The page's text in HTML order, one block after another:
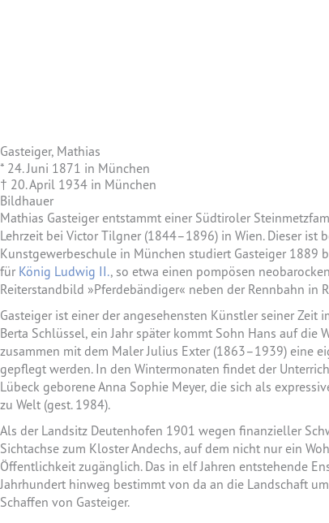
Gasteiger, Mathias
* 24. Juni 1871 in München
† 20. April 1934 in München
Bildhauer
Mathias Gasteiger entstammt einer Südtiroler
Lehrzeit bei Victor Tilgner (1844–1896) in Wien. Dieser ist
Kunstgewerbeschule in München studiert Gasteiger 1889
für König Ludwig II., so etwa einen pompösen
Reiterstandbild »Pferdebändiger« neben der Rennbahn in
Gasteiger ist einer der angesehensten Künstler seiner
Berta Schlüssel, ein Jahr später kommt Sohn Hans auf
zusammen mit dem Maler Julius Exter (1863–1939) eine
gepflegt werden. In den Wintermonaten findet der
Lübeck geborene Anna Sophie Meyer, die sich als
zu Welt (gest. 1984).
Als der Landsitz Deutenhofen 1901 wegen finanzieller
Sichtachse zum Kloster Andechs, auf dem nicht nur ein
Öffentlichkeit zugänglich. Das in elf Jahren entstehende
Jahrhundert hinweg bestimmt von da an die Landschaft
Schaffen von Gasteiger.